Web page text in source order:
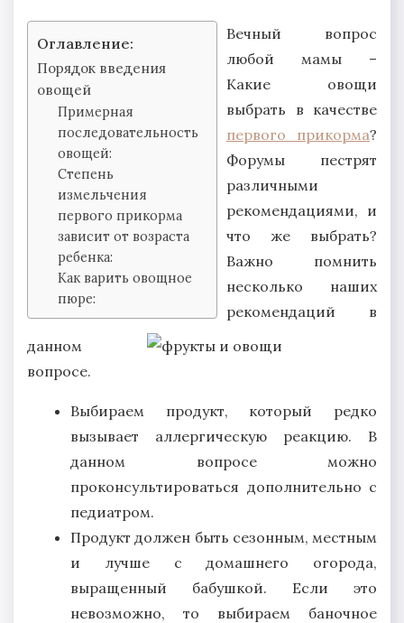
Оглавление:
Порядок введения
овощей
Примерная
последовательность
овощей:
Степень
измельчения
первого прикорма
зависит от возраста
ребенка:
Как варить овощное
пюре:
Вечный вопрос
любой мамы –
Какие овощи
выбрать в качестве
первого прикорма?
Форумы пестрят
различными
рекомендациями, и
что же выбрать?
Важно помнить
несколько наших
рекомендаций в
данном
вопросе.
Выбираем продукт, который редко
вызывает аллергическую реакцию. В
данном вопросе можно
проконсультироваться дополнительно с
педиатром.
Продукт должен быть сезонным, местным
и лучше с домашнего огорода,
выращенный бабушкой. Если это
невозможно, то выбираем баночное